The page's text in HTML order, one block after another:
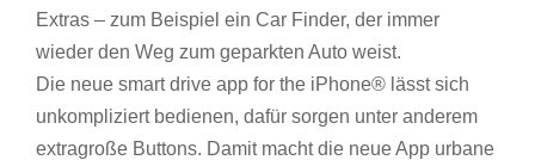
Extras – zum Beispiel ein Car Finder, der immer
wieder den Weg zum geparkten Auto weist.
Die neue smart drive app for the iPhone® lässt sich
unkompliziert bedienen, dafür sorgen unter anderem
extragroße Buttons. Damit macht die neue App urbane